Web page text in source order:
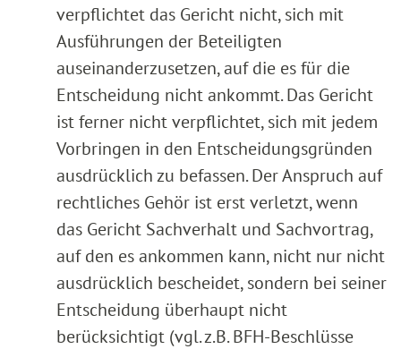
verpflichtet das Gericht nicht, sich mit
Ausführungen der Beteiligten
auseinanderzusetzen, auf die es für die
Entscheidung nicht ankommt. Das Gericht
ist ferner nicht verpflichtet, sich mit jedem
Vorbringen in den Entscheidungsgründen
ausdrücklich zu befassen. Der Anspruch auf
rechtliches Gehör ist erst verletzt, wenn
das Gericht Sachverhalt und Sachvortrag,
auf den es ankommen kann, nicht nur nicht
ausdrücklich bescheidet, sondern bei seiner
Entscheidung überhaupt nicht
berücksichtigt (vgl. z.B. BFH-Beschlüsse